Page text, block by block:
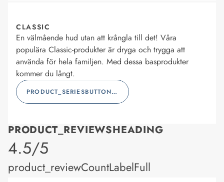
CLASSIC
En välmående hud utan att krångla till det! Våra
populära Classic-produkter är dryga och trygga att
använda för hela familjen. Med dessa basprodukter
kommer du långt.
PRODUCT_SERIESBUTTONLABEL
PRODUCT_REVIEWSHEADING
product_rating
4.5/5
product_reviewCountLabelFull